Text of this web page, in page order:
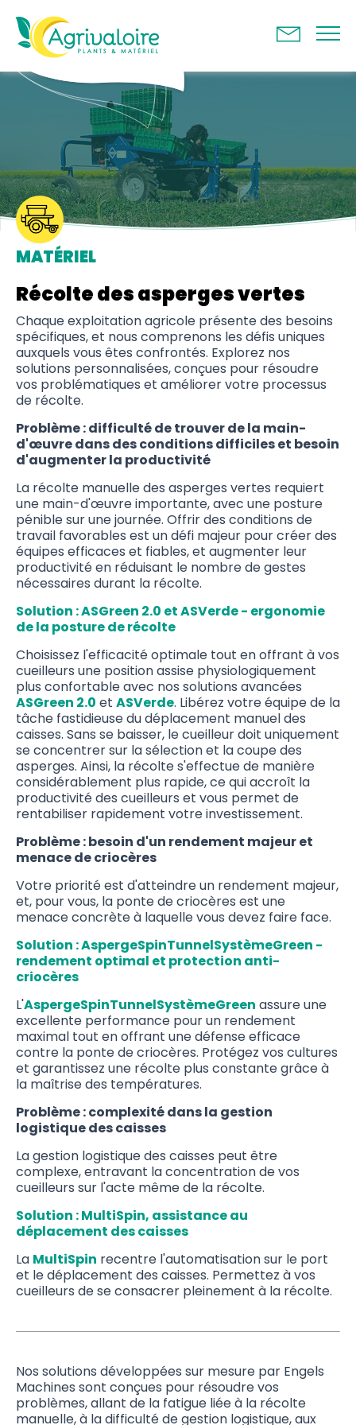
MATÉRIEL
Récolte des asperges vertes
Chaque exploitation agricole présente des besoins
spécifiques, et nous comprenons les défis uniques
auxquels vous êtes confrontés. Explorez nos
solutions personnalisées, conçues pour résoudre
vos problématiques et améliorer votre processus
de récolte.
Problème : difficulté de trouver de la main-
d'œuvre dans des conditions difficiles et besoin
d'augmenter la productivité
La récolte manuelle des asperges vertes requiert
une main-d'œuvre importante, avec une posture
pénible sur une journée. Offrir des conditions de
travail favorables est un défi majeur pour créer des
équipes efficaces et fiables, et augmenter leur
productivité en réduisant le nombre de gestes
nécessaires durant la récolte.
Solution : ASGreen 2.0 et ASVerde - ergonomie
de la posture de récolte
Choisissez l'efficacité optimale tout en offrant à vos
cueilleurs une position assise physiologiquement
plus confortable avec nos solutions avancées
ASGreen 2.0 et ASVerde. Libérez votre équipe de la
tâche fastidieuse du déplacement manuel des
caisses. Sans se baisser, le cueilleur doit uniquement
se concentrer sur la sélection et la coupe des
asperges. Ainsi, la récolte s'effectue de manière
considérablement plus rapide, ce qui accroît la
productivité des cueilleurs et vous permet de
rentabiliser rapidement votre investissement.
Problème : besoin d'un rendement majeur et
menace de criocères
Votre priorité est d'atteindre un rendement majeur,
et, pour vous, la ponte de criocères est une
menace concrète à laquelle vous devez faire face.
Solution : AspergeSpinTunnelSystèmeGreen -
rendement optimal et protection anti-
criocères
L'AspergeSpinTunnelSystèmeGreen assure une
excellente performance pour un rendement
maximal tout en offrant une défense efficace
contre la ponte de criocères. Protégez vos cultures
et garantissez une récolte plus constante grâce à
la maîtrise des températures.
Problème : complexité dans la gestion
logistique des caisses
La gestion logistique des caisses peut être
complexe, entravant la concentration de vos
cueilleurs sur l'acte même de la récolte.
Solution : MultiSpin, assistance au
déplacement des caisses
La MultiSpin recentre l'automatisation sur le port
et le déplacement des caisses. Permettez à vos
cueilleurs de se consacrer pleinement à la récolte.
Nos solutions développées sur mesure par Engels
Machines sont conçues pour résoudre vos
problèmes, allant de la fatigue liée à la récolte
manuelle, à la difficulté de gestion logistique, aux